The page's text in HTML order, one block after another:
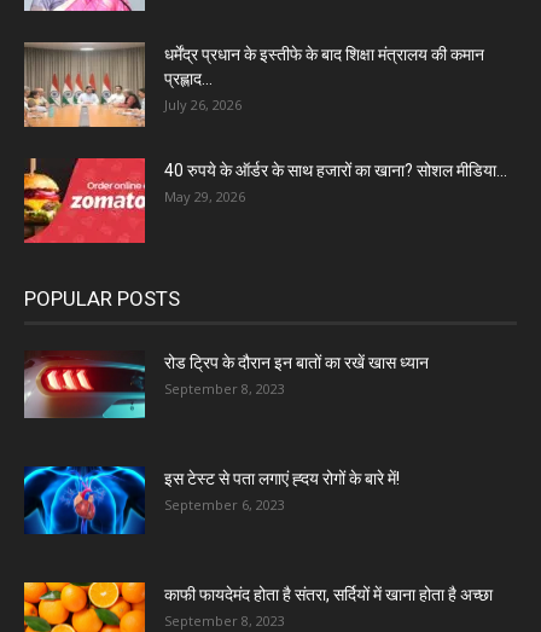
धर्मेंद्र प्रधान के इस्तीफे के बाद शिक्षा मंत्रालय की कमान
प्रह्लाद...
July 26, 2026
40 रुपये के ऑर्डर के साथ हजारों का खाना? सोशल मीडिया...
May 29, 2026
POPULAR POSTS
रोड ट्रिप के दौरान इन बातों का रखें खास ध्यान
September 8, 2023
इस टेस्ट से पता लगाएं ह्दय रोगों के बारे में!
September 6, 2023
काफी फायदेमंद होता है संतरा, सर्दियों में खाना होता है अच्छा
September 8, 2023